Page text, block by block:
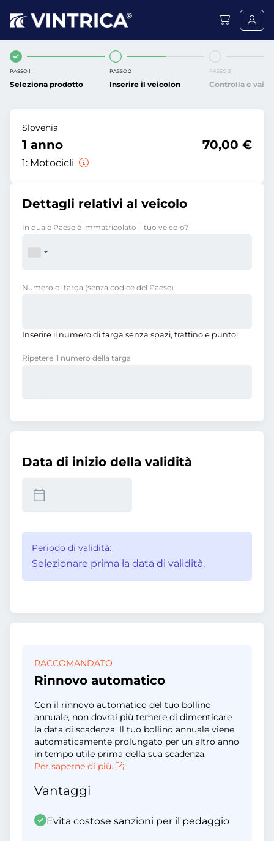
PASSO 1
Seleziona prodotto
PASSO 2
Inserire il veicolon
PASSO 3
Controlla e vai
Slovenia
1 anno
1: Motocicli
70,00 €
Dettagli relativi al veicolo
In quale Paese è immatricolato il tuo veicolo?
Numero di targa (senza codice del Paese)
Inserire il numero di targa senza spazi, trattino e punto!
Ripetere il numero della targa
Data di inizio della validità
Periodo di validità:
Selezionare prima la data di validità.
RACCOMANDATO
Rinnovo automatico
Con il rinnovo automatico del tuo bollino
annuale, non dovrai più temere di dimenticare
la data di scadenza. Il tuo bollino annuale viene
automaticamente prolungato per un altro anno
in tempo utile prima della sua scadenza.
Per saperne di più.
Vantaggi
Evita costose sanzioni per il pedaggio